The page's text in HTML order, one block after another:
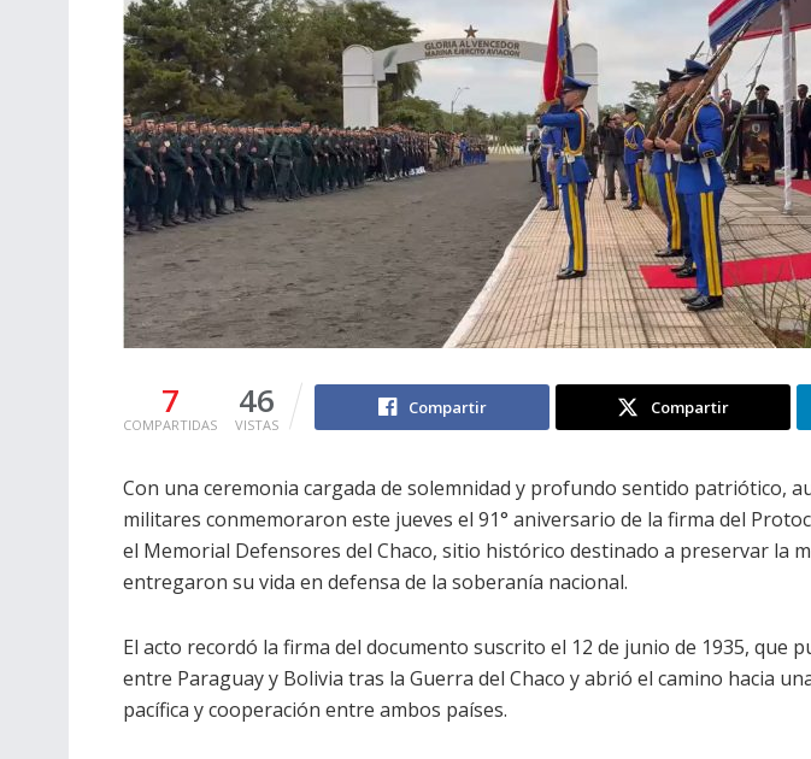
7
COMPARTIDAS
46
VISTAS
Compartir Compartir
Con una ceremonia cargada de solemnidad y profundo sentido patriótico,
militares conmemoraron este jueves el 91° aniversario de la firma del
el Memorial Defensores del Chaco, sitio histórico destinado a preservar la
entregaron su vida en defensa de la soberanía nacional.
El acto recordó la firma del documento suscrito el 12 de junio de 1935, que
entre Paraguay y Bolivia tras la Guerra del Chaco y abrió el camino hacia
pacífica y cooperación entre ambos países.